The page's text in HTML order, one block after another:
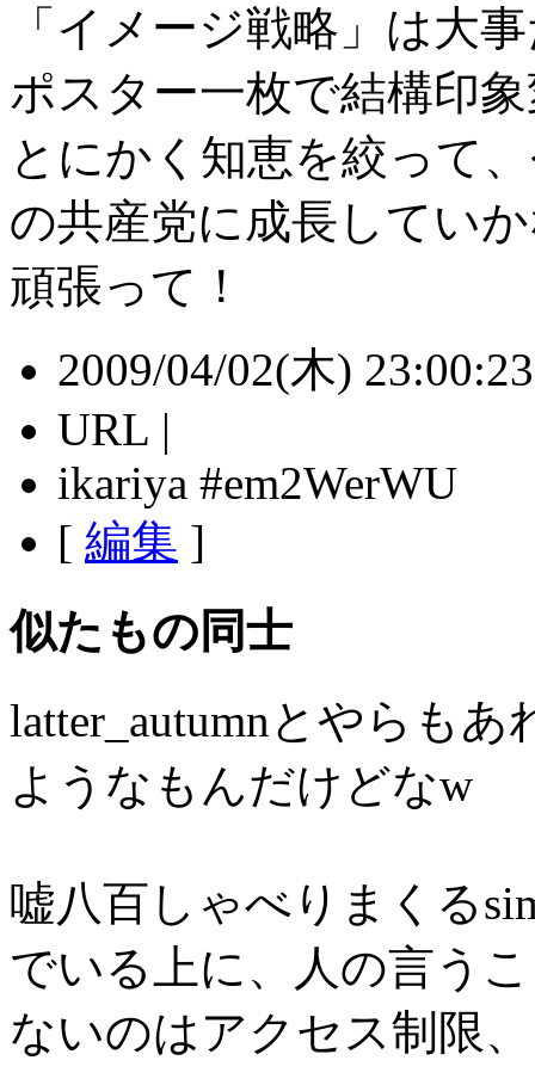
「イメージ戦略」は大
ポスター一枚で結構印
とにかく知恵を絞って
の共産党に成長してい
頑張って！
2009/04/02(木)
URL |
ikariya #em2WerWU
[ 編集 ]
似たもの同士
latter_autumnとやらも
ようなもんだけどなw
嘘八百しゃべりまくる
でいる上に、人の言う
ないのはアクセス制限